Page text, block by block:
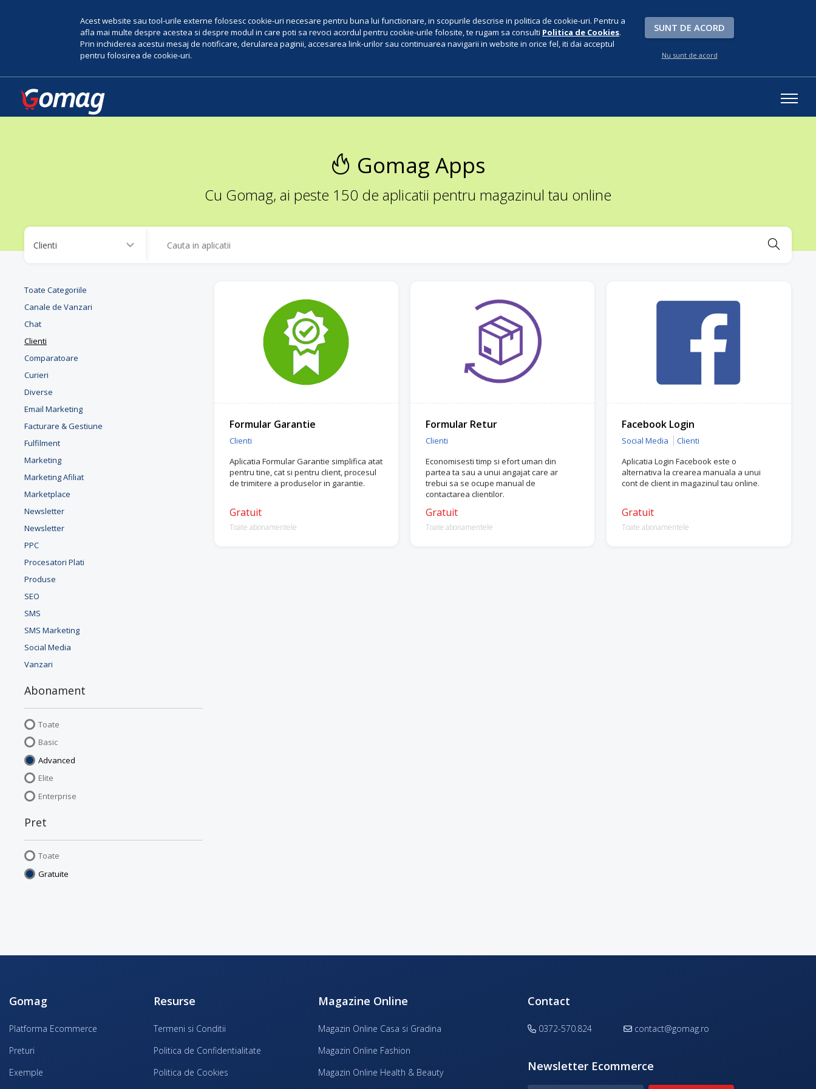
Acest website sau tool-urile externe folosesc cookie-uri necesare pentru buna lui functionare, in scopurile descrise in politica de cookie-uri. Pentru a
afla mai multe despre acestea si despre modul in care poti sa revoci acordul pentru cookie-urile folosite, te rugam sa consulti Politica de Cookies.
Prin inchiderea acestui mesaj de notificare, derularea paginii, accesarea link-urilor sau continuarea navigarii in website in orice fel, iti dai acceptul
pentru folosirea de cookie-uri.
SUNT DE ACORD
Nu sunt de acord
Gomag Apps
Cu Gomag, ai peste 150 de aplicatii pentru magazinul tau online
Toate Categoriile
Canale de Vanzari
Chat
Clienti
Comparatoare
Curieri
Diverse
Email Marketing
Facturare & Gestiune
Fulfilment
Marketing
Marketing Afiliat
Marketplace
Newsletter
Newsletter
PPC
Procesatori Plati
Produse
SEO
SMS
SMS Marketing
Social Media
Vanzari
Abonament
Toate
Basic
Advanced
Elite
Enterprise
Pret
Toate
Gratuite
Formular Garantie
Clienti
Aplicatia Formular Garantie simplifica atat
pentru tine, cat si pentru client, procesul
de trimitere a produselor in garantie.
Gratuit
Toate abonamentele
Formular Retur
Clienti
Economisesti timp si efort uman din
partea ta sau a unui angajat care ar
trebui sa se ocupe manual de
contactarea clientilor.
Gratuit
Toate abonamentele
Facebook Login
Social Media
Clienti
Aplicatia Login Facebook este o
alternativa la crearea manuala a unui
cont de client in magazinul tau online.
Gratuit
Toate abonamentele
Gomag
Platforma Ecommerce
Preturi
Exemple
Resurse
Termeni si Conditii
Politica de Confidentialitate
Politica de Cookies
Magazine Online
Magazin Online Casa si Gradina
Magazin Online Fashion
Magazin Online Health & Beauty
Contact
0372-570.824 contact@gomag.ro
Newsletter Ecommerce